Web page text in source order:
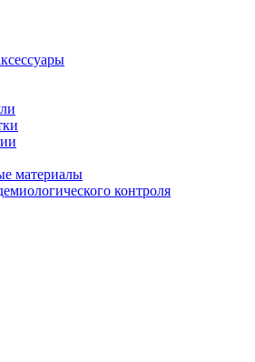
материалы
контроля